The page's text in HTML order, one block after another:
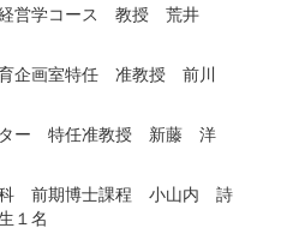
経営学コース 教授 荒井
育企画室特任 准教授 前川
ター 特任准教授 新藤 洋
科 前期博士課程 小山内 詩
１名